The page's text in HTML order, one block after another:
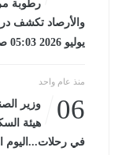
رطوبة
يوليو 2026 05:03 صـ
منذ عام واحد
06
وزير
هيئة